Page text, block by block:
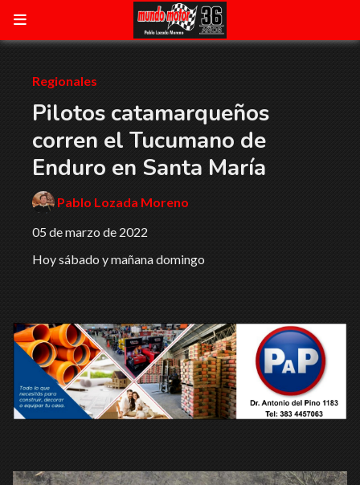
Pilotos catamarqueños
corren el Tucumano de
Enduro en Santa María
Hoy sábado y mañana domingo
Regionales
05 de marzo de 2022
Pablo Lozada Moreno